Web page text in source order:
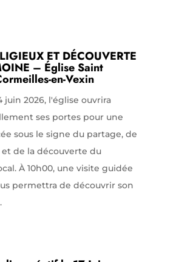
ET DÉCOUVERTE
– Église Saint
en-Vexin
juin 2026, l'église ouvrira
ses portes pour une
sous le signe du partage, de
de la découverte du
À 10h00, une visite guidée
permettra de découvrir son